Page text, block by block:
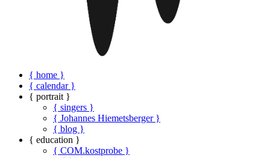
{ home }
{ calendar }
{ portrait }
{ singers }
{ Johannes Hiemetsberger }
{ blog }
{ education }
{ COM.kostprobe }